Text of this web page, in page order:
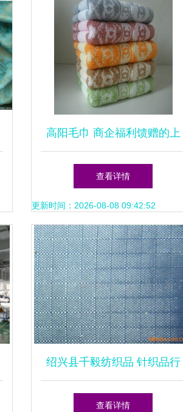
高阳毛巾 商企福利馈赠的上
佳之选，源自厂家直销的质优
之道
查看详情
更新时间：2026-08-08 09:42:52
绍兴县千毅纺织品 针织品行
业中的品质与创新
查看详情